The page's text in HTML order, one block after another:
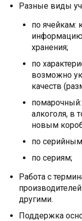
Разные виды
по ячейкам:
хранения;
по
возможно
качеств
алкоголя, в
новым
по
по сериям;
Работа с
другими.
Поддержка